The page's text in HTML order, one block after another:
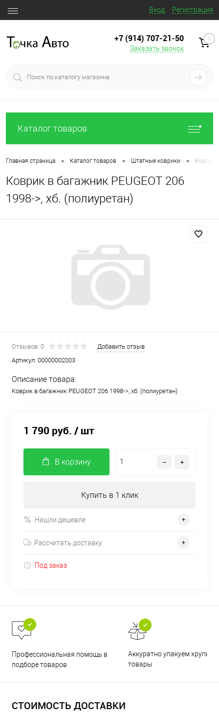
Вход Регистрация
+7 (914) 707‒21‒50
Заказать звонок
0
Каталог товаров
Главная страница • Каталог товаров • Штатные коврики • Коврик
Коврик в багажник PEUGEOT 206
1998->, хб. (полиуретан)
Отзывов: 0
Добавить отзыв
Артикул: 00000002003
Описание товара:
Коврик в багажник PEUGEOT 206 1998->, хб. (полиуретан)
1 790 руб. / шт
В корзину
Купить в 1 клик
Нашли дешевле
Рассчитать доставку
Под заказ
Профессиональная помощь в
подборе товаров
Аккуратно упакуем хрупкие
товары
СТОИМОСТЬ ДОСТАВКИ